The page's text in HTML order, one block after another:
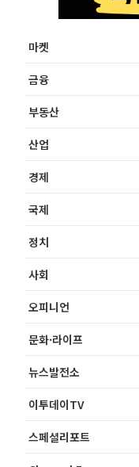
마켓
금융
부동산
산업
경제
국제
정치
사회
오피니언
문화·라이프
뉴스발전소
이투데이TV
스페셜리포트